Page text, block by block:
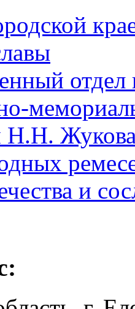
отдел
Н.Н.
и